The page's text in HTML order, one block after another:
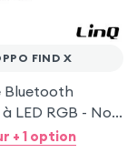
FIND X
Bluetooth
LED RGB - Noir
Find X
+ 1 option